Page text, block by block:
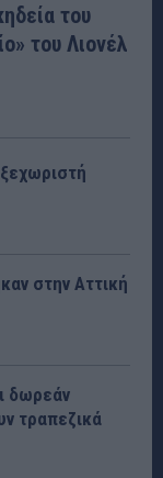
του
του Λιονέλ
στην Αττική
δωρεάν
τραπεζικά